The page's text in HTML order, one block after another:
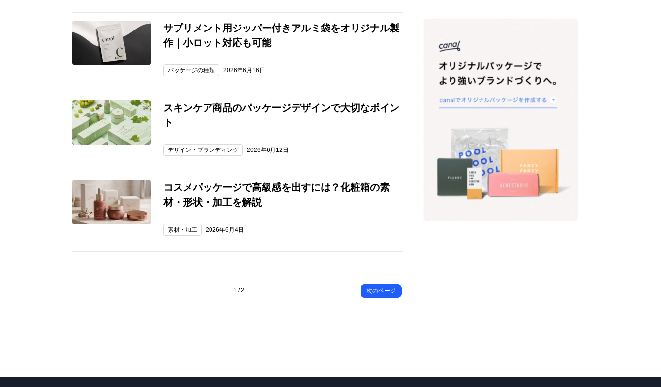
サプリメント用ジッパー付きアルミ袋をオリジナル製
作｜小ロット対応も可能
パッケージの種類 2026年6月16日
スキンケア商品のパッケージデザインで大切なポイン
ト
デザイン・ブランディング 2026年6月12日
コスメパッケージで高級感を出すには？化粧箱の素
材・形状・加工を解説
素材・加工 2026年6月4日
1 / 2 次のページ